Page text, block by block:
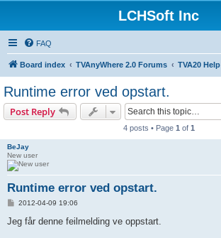
LCHSoft Inc
FAQ
Board index TVAnyWhere 2.0 Forums TVA20 Help
Runtime error ved opstart.
Post Reply
4 posts • Page 1 of 1
BeJay
New user
Runtime error ved opstart.
P
s
2012-04-09 19:06
Jeg får denne feilmelding ve oppstart.